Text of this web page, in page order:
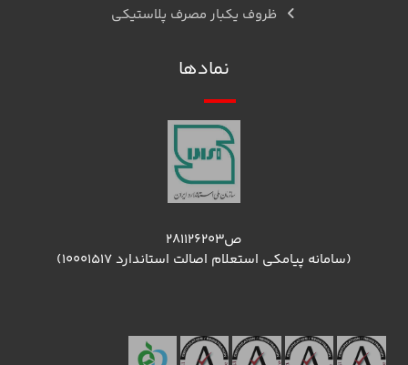
ظروف یکبار مصرف پلاستیکی
نمادها
ص۲۸۱۱۲۶۲۰۳
(سامانه پیامکی استعلام اصالت استاندارد ۱۰۰۰۱۵۱۷)